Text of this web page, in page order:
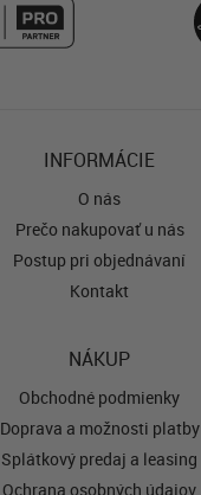
INFORMÁCIE
O nás
Prečo nakupovať u nás
Postup pri objednávaní
Kontakt
NÁKUP
Obchodné podmienky
Doprava a možnosti platby
Splátkový predaj a leasing
Ochrana osobných údajov